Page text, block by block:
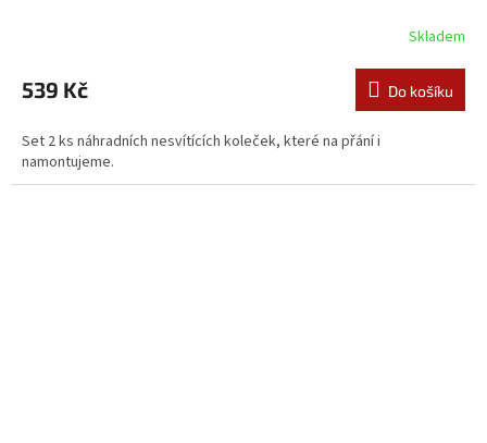
Skladem
539 Kč Do košíku
Set 2 ks náhradních nesvítících koleček, které na přání i
namontujeme.